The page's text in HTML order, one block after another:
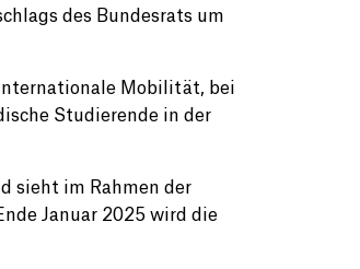
des Bundesrats um
Mobilität, bei
Studierende in der
sieht im Rahmen der
Januar 2025 wird die